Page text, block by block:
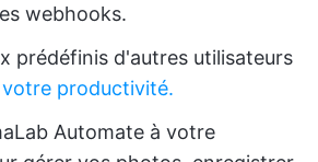
webhooks.
prédéfinis d'autres utilisateurs
productivité.
Automate à votre